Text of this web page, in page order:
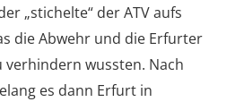
„stichelte“ der ATV aufs
die Abwehr und die Erfurter
wussten. Nach
es dann Erfurt in